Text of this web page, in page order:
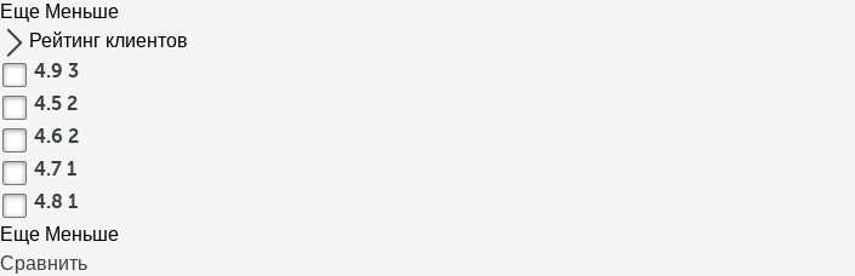
Еще Меньше
Рейтинг клиентов
4.9 3
4.5 2
4.6 2
4.7 1
4.8 1
Еще Меньше
Сравнить